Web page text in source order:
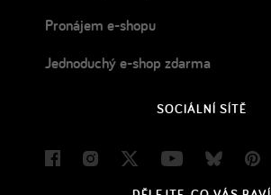
Pronájem e-shopu
Jednoduchý e-shop zdarma
SOCIÁLNÍ SÍTĚ
FacebookInstagram
Twitter YoutubeBluesky